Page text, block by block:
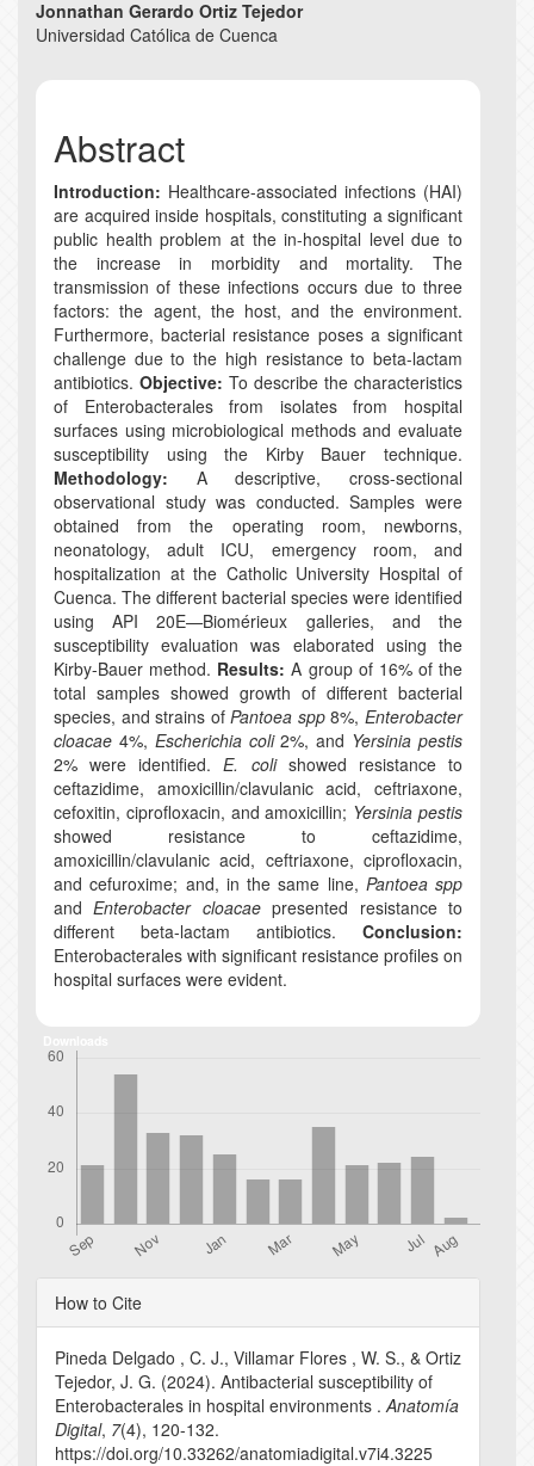
Jonnathan Gerardo Ortiz Tejedor
Universidad Católica de Cuenca
Abstract
Introduction: Healthcare-associated infections (HAI)
are acquired inside hospitals, constituting a significant
public health problem at the in-hospital level due to
the increase in morbidity and mortality. The
transmission of these infections occurs due to three
factors: the agent, the host, and the environment.
Furthermore, bacterial resistance poses a significant
challenge due to the high resistance to beta-lactam
antibiotics. Objective: To describe the characteristics
of Enterobacterales from isolates from hospital
surfaces using microbiological methods and evaluate
susceptibility using the Kirby Bauer technique.
Methodology: A descriptive, cross-sectional
observational study was conducted. Samples were
obtained from the operating room, newborns,
neonatology, adult ICU, emergency room, and
hospitalization at the Catholic University Hospital of
Cuenca. The different bacterial species were identified
using API 20E—Biomérieux galleries, and the
susceptibility evaluation was elaborated using the
Kirby-Bauer method. Results: A group of 16% of the
total samples showed growth of different bacterial
species, and strains ofPantoea spp8%,Enterobacter
cloacae 4%, Escherichia coli2%, and Yersinia pestis
2% were identified.E. colishowed resistance to
ceftazidime, amoxicillin/clavulanic acid, ceftriaxone,
cefoxitin, ciprofloxacin, and amoxicillin; Yersinia pestis
showed resistance to ceftazidime,
amoxicillin/clavulanic acid, ceftriaxone, ciprofloxacin,
and cefuroxime; and, in the same line, Pantoea spp
andEnterobacter cloacaepresented resistance to
different beta-lactam antibiotics. Conclusion:
Enterobacterales with significant resistance profiles on
hospital surfaces were evident.
Article
Details
How to Cite
Pineda Delgado , C. J., Villamar Flores , W. S., & Ortiz
Tejedor, J. G. (2024). Antibacterial susceptibility of
Enterobacterales in hospital environments .Anatomía
Digital, 7(4), 120-132.
https://doi.org/10.33262/anatomiadigital.v7i4.3225